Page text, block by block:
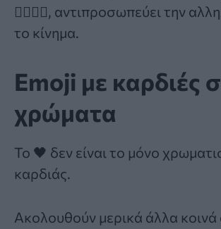
✊🏼✊🏻, αντιπροσωπεύει την
το κίνημα.
Emoji με καρδιές
χρώματα
Το 🖤 δεν είναι το μόνο
καρδιάς.
Ακολουθούν μερικά άλλα κοινά